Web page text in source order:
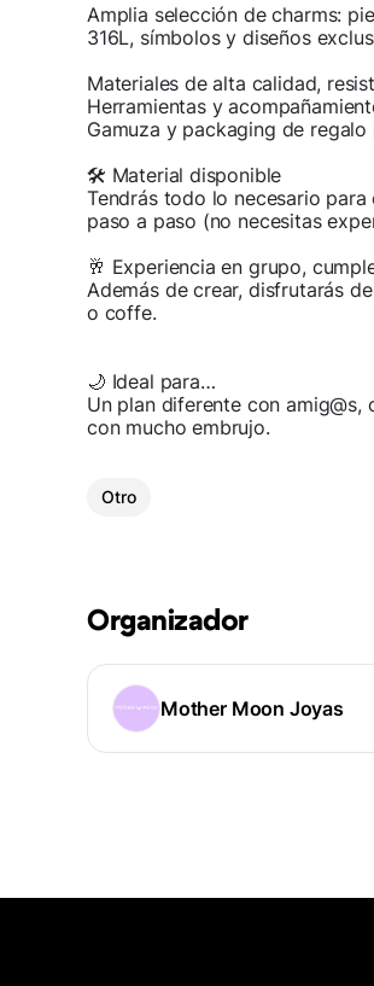
Amplia selección de charms:
316L, símbolos y diseños
Materiales de alta calidad,
Herramientas y
Gamuza y packaging de
🛠 Material disponible
Tendrás todo lo necesario
paso a paso (no necesitas
🥂 Experiencia en grupo,
Además de crear, disfrutarás
o coffe.
🌙 Ideal para…
Un plan diferente con
con mucho embrujo.
Otro
Organizador
Mother Moon Joyas